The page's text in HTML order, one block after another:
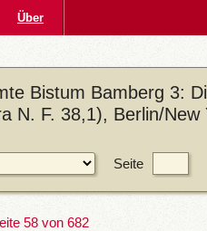
Über
Bistum Bamberg 3:
N. F. 38,1), Berlin/New
Seite
58 von 682